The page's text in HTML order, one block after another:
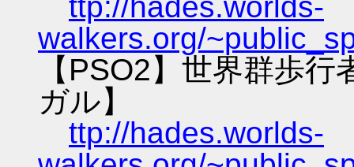
ttp://hades.worlds-
walkers.org/
【PSO2】世界群歩
ガル】
ttp://hades.worlds-